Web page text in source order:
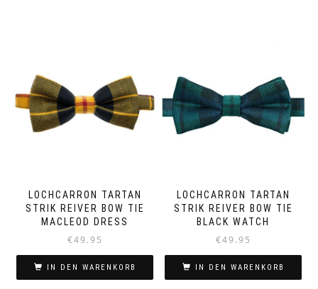
LOCHCARRON TARTAN
STRIK REIVER BOW TIE
MACLEOD DRESS
€49.95
IN DEN WARENKORB
LOCHCARRON TARTAN
STRIK REIVER BOW TIE
BLACK WATCH
€49.95
IN DEN WARENKORB